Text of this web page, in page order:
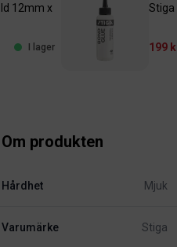
12mm x
I lager
Stiga
199
Om produkten
Hårdhet Mjuk
Varumärke Stiga